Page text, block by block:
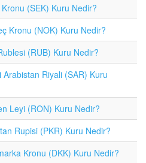
(SEK) Kuru Nedir?
Kronu (NOK) Kuru Nedir?
(RUB) Kuru Nedir?
Riyali (SAR) Kuru
Leyi (RON) Kuru Nedir?
Rupisi (PKR) Kuru Nedir?
Kronu (DKK) Kuru Nedir?